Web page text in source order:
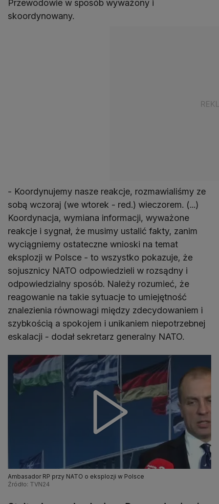
Przewodowie w sposób wyważony i
skoordynowany.
- Koordynujemy nasze reakcje, rozmawialiśmy ze
sobą wczoraj (we wtorek - red.) wieczorem. (...)
Koordynacja, wymiana informacji, wyważone
reakcje i sygnał, że musimy ustalić fakty, zanim
wyciągniemy ostateczne wnioski na temat
eksplozji w Polsce - to wszystko pokazuje, że
sojusznicy NATO odpowiedzieli w rozsądny i
odpowiedzialny sposób. Należy rozumieć, że
reagowanie na takie sytuacje to umiejętność
znalezienia równowagi między zdecydowaniem i
szybkością a spokojem i unikaniem niepotrzebnej
eskalacji - dodał sekretarz generalny NATO.
Ambasador RP przy NATO o eksplozji w Polsce
Źródło: TVN24